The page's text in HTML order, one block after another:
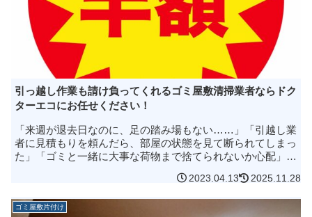
引っ越し作業も請け負ってくれるゴミ屋敷清掃業者ならドク
ターエコにお任せください！
「来週が退去日なのに、足の踏み場もない……」「引越し業
者に見積もりを頼んだら、部屋の状態を見て断られてしまっ
た」「ゴミと一緒に大事な荷物まで捨てられないか心配」ゴ
2023.04.13 2025.11.28
ゴミ屋敷片付け